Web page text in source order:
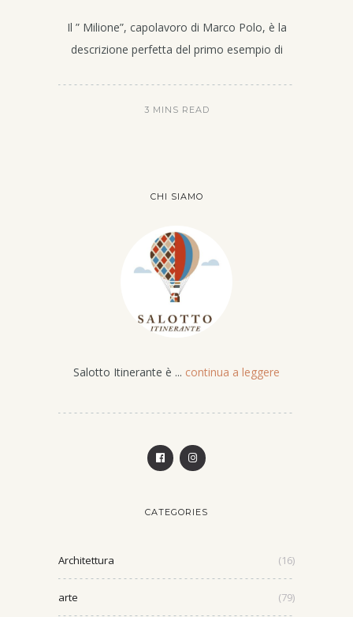
Il ” Milione”, capolavoro di Marco Polo, è la
descrizione perfetta del primo esempio di
3 MINS READ
CHI SIAMO
Salotto Itinerante è ... continua a leggere
CATEGORIES
Architettura (16)
arte (79)